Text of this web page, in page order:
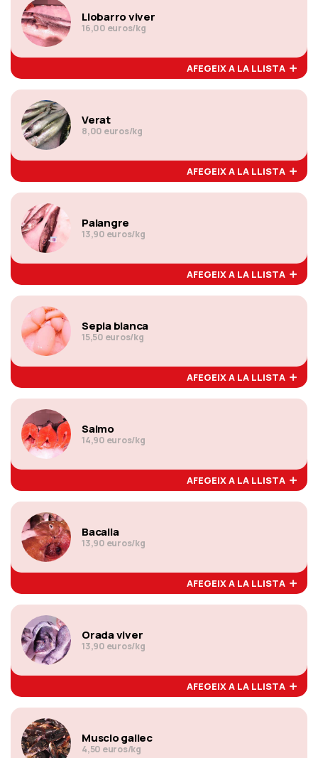
Llobarro viver
16,00 euros/kg
AFEGEIX A LA LLISTA
Verat
8,00 euros/kg
AFEGEIX A LA LLISTA
Palangre
13,90 euros/kg
AFEGEIX A LA LLISTA
Sepia blanca
15,50 euros/kg
AFEGEIX A LA LLISTA
Salmo
14,90 euros/kg
AFEGEIX A LA LLISTA
Bacalla
13,90 euros/kg
AFEGEIX A LA LLISTA
Orada viver
13,90 euros/kg
AFEGEIX A LA LLISTA
Musclo gallec
4,50 euros/kg